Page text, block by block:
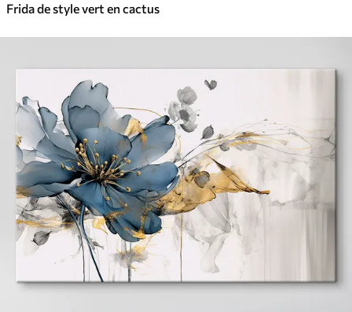
Frida de style vert en cactus